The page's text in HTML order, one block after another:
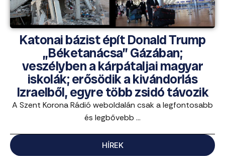
Katonai bázist épít Donald Trump
„Béketanácsa” Gázában;
veszélyben a kárpátaljai magyar
iskolák; erősödik a kivándorlás
Izraelből, egyre több zsidó távozik
A Szent Korona Rádió weboldalán csak a legfontosabb
és legbővebb ...
HÍREK